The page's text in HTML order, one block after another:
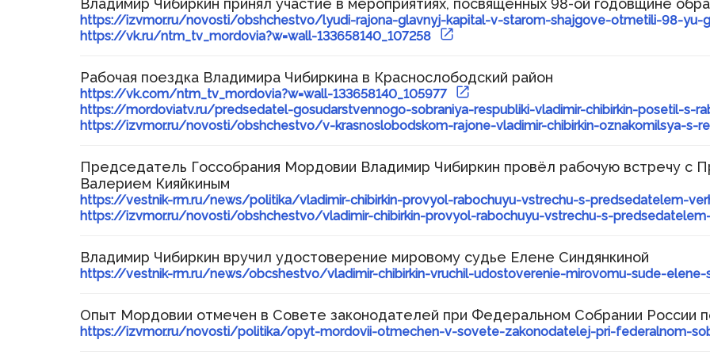
Республики Мордовия,
Представительная
деятельность
Консультативные органы при
Государственном Собрании
Дни депутата
Совет законодателей
Приволжского федерального округа
Наградная деятельность
Почетная Грамота
Государственного Собрания
Знак за заслуги в развитии
законодательства и
парламентаризма
Виртуальная приемная
Контакты
Полезные ресурсы
Владимир Чибиркин принял участие в мероприятиях, посвященных 98-ой годовщине
https://izvmor.ru/novosti/obshchestvo/lyudi-rajona-glavnyj-kapital-v-starom-shajgove-otmetili-98-yu-
https://vk.ru/ntm_tv_mordovia?w=wall-133658140_107258
Рабочая поездка Владимира Чибиркина в Краснослободский район
https://vk.com/ntm_tv_mordovia?w=wall-133658140_105977
https://mordoviatv.ru/predsedatel-gosudarstvennogo-sobraniya-respubliki-vladimir-chibirkin-posetil-s-
https://izvmor.ru/novosti/obshchestvo/v-krasnoslobodskom-rajone-vladimir-chibirkin-oznakomilsya-s-
Председатель Госсобрания Мордовии Владимир Чибиркин провёл рабочую встречу с
Валерием Кияйкиным
https://vestnik-rm.ru/news/politika/vladimir-chibirkin-provyol-rabochuyu-vstrechu-s-predsedatelem-
https://izvmor.ru/novosti/obshchestvo/vladimir-chibirkin-provyol-rabochuyu-vstrechu-s-
Владимир Чибиркин вручил удостоверение мировому судье Елене Синдянкиной
https://vestnik-rm.ru/news/obcshestvo/vladimir-chibirkin-vruchil-udostoverenie-mirovomu-sude-elene-
Опыт Мордовии отмечен в Совете законодателей при Федеральном Собрании России
https://izvmor.ru/novosti/politika/opyt-mordovii-otmechen-v-sovete-zakonodatelej-pri-federalnom-